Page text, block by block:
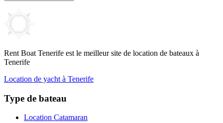
Rent Boat Tenerife est le meilleur site de location de bateaux à
Tenerife
Location de yacht à Tenerife
Type de bateau
Location Catamaran